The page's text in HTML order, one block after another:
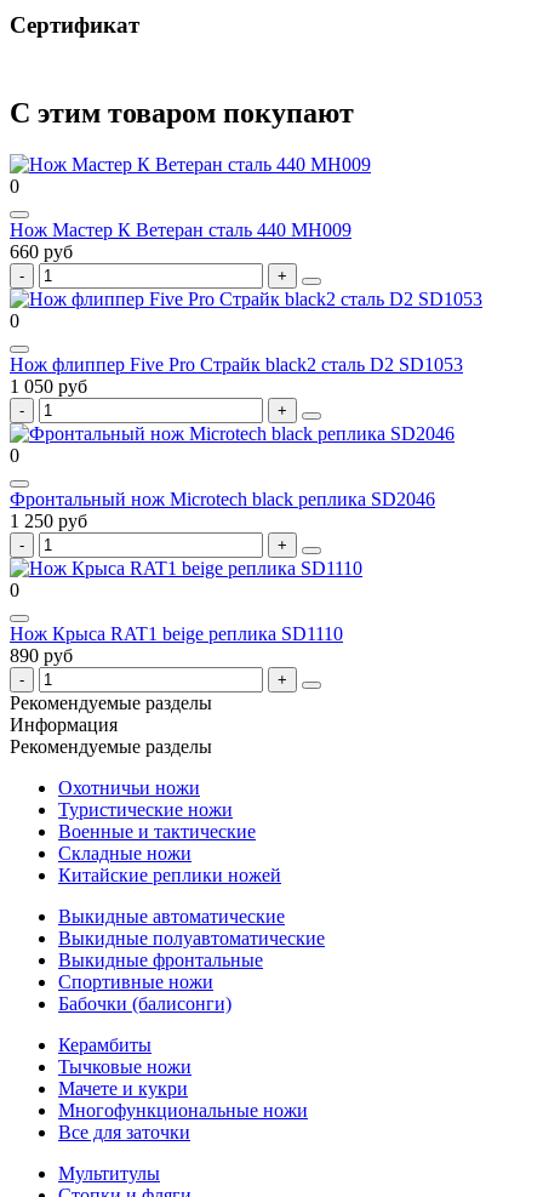
Сертификат
С этим товаром покупают
0
Нож Мастер К Ветеран сталь 440 MH009
660 руб
0
Нож флиппер Five Pro Страйк black2 сталь D2 SD1053
1 050 руб
0
Фронтальный нож Microtech black реплика SD2046
1 250 руб
0
Нож Крыса RAT1 beige реплика SD1110
890 руб
Рекомендуемые разделы
Информация
Рекомендуемые разделы
Охотничьи ножи
Туристические ножи
Военные и тактические
Складные ножи
Китайские реплики ножей
Выкидные автоматические
Выкидные полуавтоматические
Выкидные фронтальные
Спортивные ножи
Бабочки (балисонги)
Керамбиты
Тычковые ножи
Мачете и кукри
Многофункциональные ножи
Все для заточки
Мультитулы